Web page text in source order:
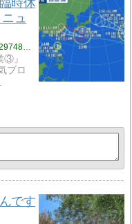
時休
ュ
https://ameblo.jp/kozazannioinkyuyoji/entry-12974898759.html
③』
ブロ
です